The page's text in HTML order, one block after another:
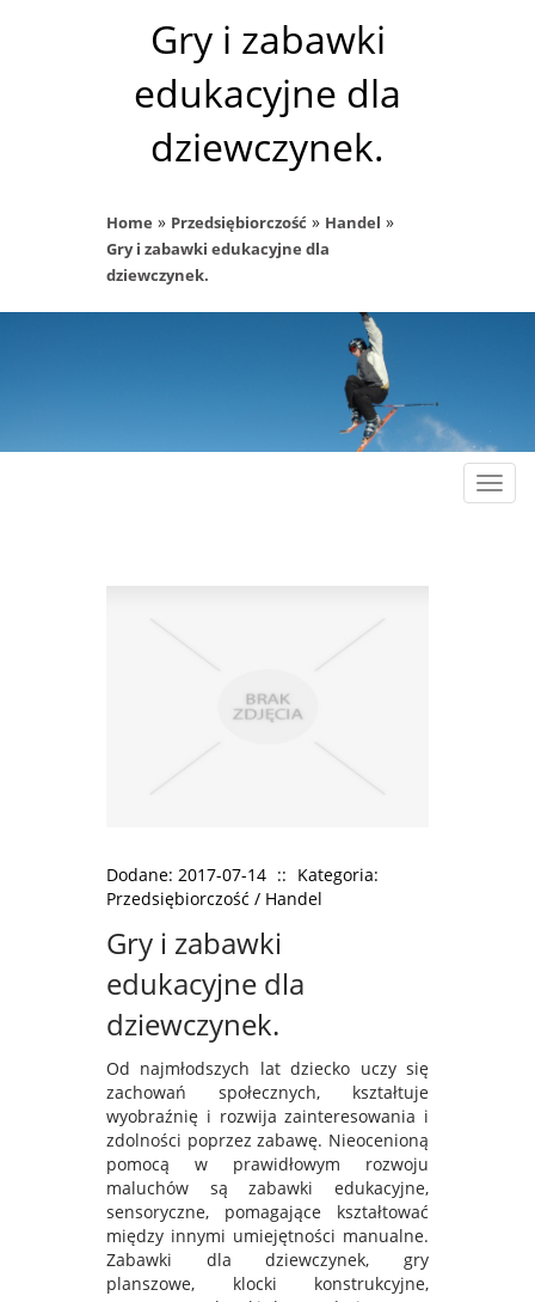
Gry i zabawki
edukacyjne dla
dziewczynek.
Home » Przedsiębiorczość » Handel »
Gry i zabawki edukacyjne dla
dziewczynek.
Dodane: 2017-07-14 :: Kategoria:
Przedsiębiorczość / Handel
Gry i zabawki
edukacyjne dla
dziewczynek.
Od najmłodszych lat dziecko uczy się
zachowań społecznych, kształtuje
wyobraźnię i rozwija zainteresowania i
zdolności poprzez zabawę. Nieocenioną
pomocą w prawidłowym rozwoju
maluchów są zabawki edukacyjne,
sensoryczne, pomagające kształtować
między innymi umiejętności manualne.
Zabawki dla dziewczynek, gry
planszowe, klocki konstrukcyjne,